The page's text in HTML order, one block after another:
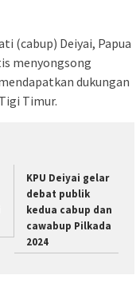
(cabup) Deiyai, Papua
menyongsong
dukungan
Timur.
KPU Deiyai gelar
debat publik
kedua cabup dan
cawabup Pilkada
2024